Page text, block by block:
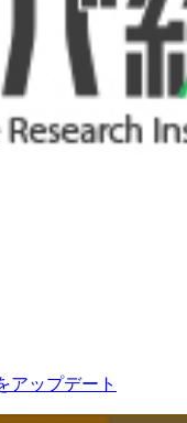
アップデート